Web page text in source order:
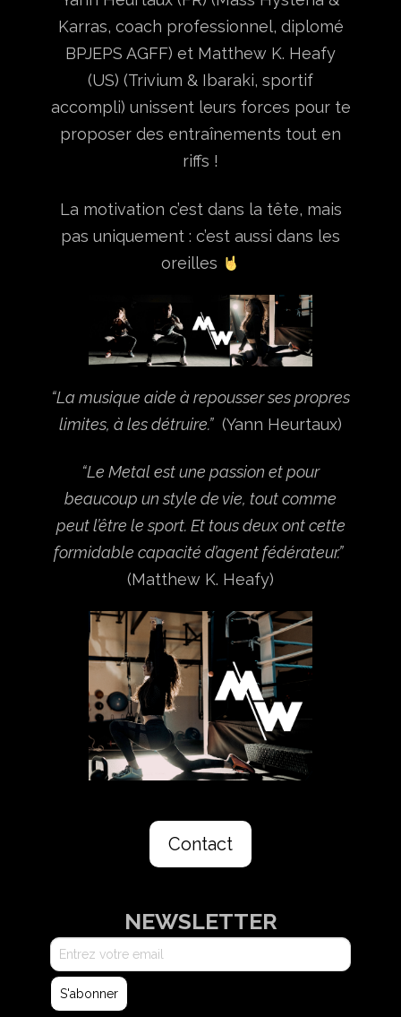
Karras, coach professionnel, diplomé
BPJEPS AGFF) et Matthew K. Heafy
(US) (Trivium & Ibaraki, sportif
accompli) unissent leurs forces pour te
proposer des entraînements tout en
riffs !
La motivation c’est dans la tête, mais
pas uniquement : c’est aussi dans les
oreilles
“La musique aide à repousser ses propres
limites, à les détruire.”(Yann Heurtaux)
“Le Metal est une passion et pour
beaucoup un style de vie, tout comme
peut l’être le sport. Et tous deux ont cette
formidable capacité d’agent fédérateur.”
(Matthew K. Heafy)
Contact
NEWSLETTER